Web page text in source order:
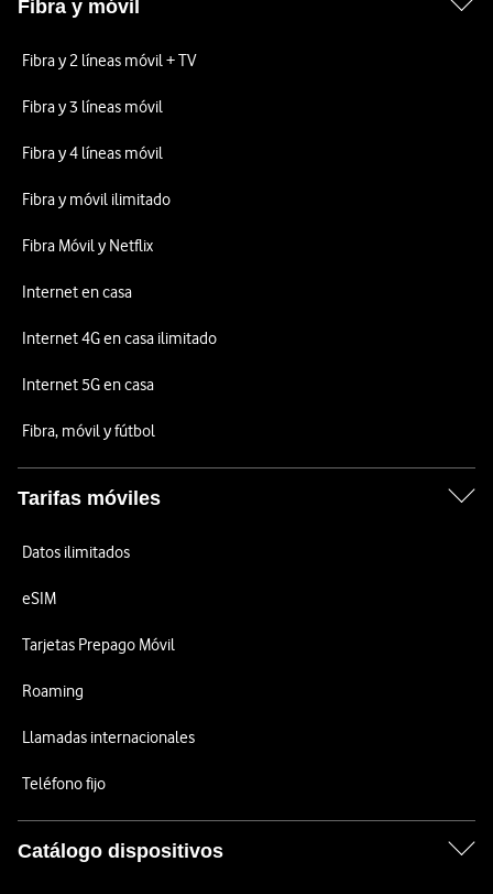
Fibra y móvil
Fibra y 2 líneas móvil + TV
Fibra y 3 líneas móvil
Fibra y 4 líneas móvil
Fibra y móvil ilimitado
Fibra Móvil y Netflix
Internet en casa
Internet 4G en casa ilimitado
Internet 5G en casa
Fibra, móvil y fútbol
Tarifas móviles
Datos ilimitados
eSIM
Tarjetas Prepago Móvil
Roaming
Llamadas internacionales
Teléfono fijo
Catálogo dispositivos